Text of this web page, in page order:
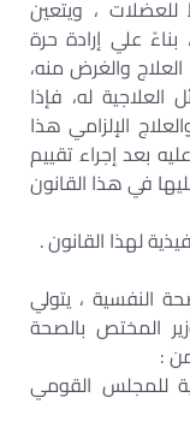
، ويتعين
علي إرادة حرة
والغرض منه،
العلاجية له، فإذا
الإلزامي هذا
بعد إجراء تقييم
في هذا القانون
لهذا القانون .
النفسية ، يتولي
المختص بالصحة
:
للمجلس القومي